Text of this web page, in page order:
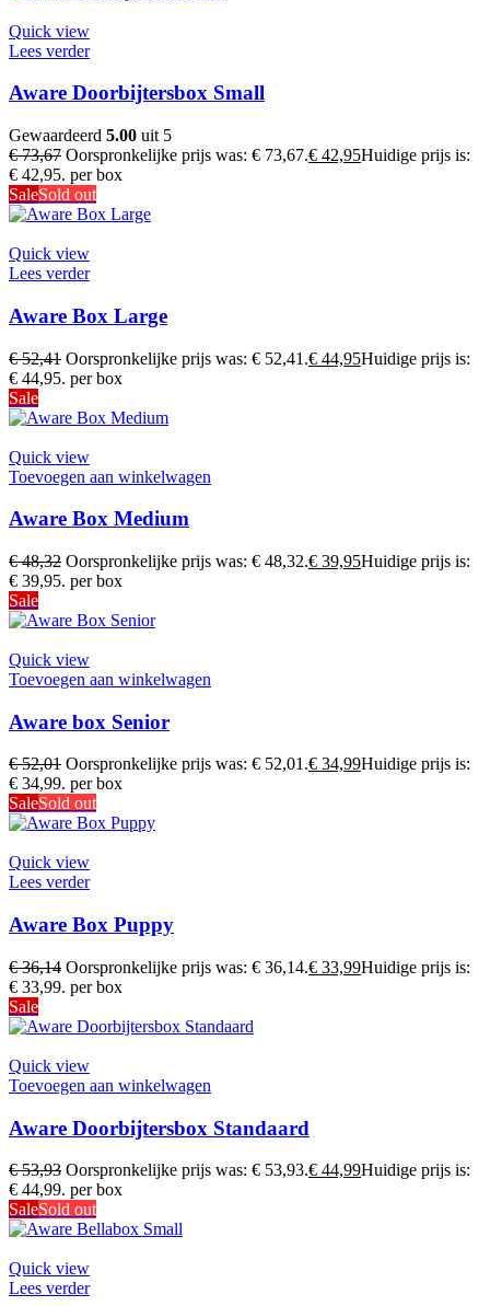
Quick view
Lees verder
Aware Doorbijtersbox Small
Gewaardeerd 5.00 uit 5
€73,67 Oorspronkelijke prijs was: € 73,67.€ 42,95Huidige prijs is:
€ 42,95. per box
SaleSold out
Quick view
Lees verder
Aware Box Large
€52,41 Oorspronkelijke prijs was: € 52,41.€ 44,95Huidige prijs is:
€ 44,95. per box
Sale
Quick view
Toevoegen aan winkelwagen
Aware Box Medium
€48,32 Oorspronkelijke prijs was: € 48,32.€ 39,95Huidige prijs is:
€ 39,95. per box
Sale
Quick view
Toevoegen aan winkelwagen
Aware box Senior
€52,01 Oorspronkelijke prijs was: € 52,01.€ 34,99Huidige prijs is:
€ 34,99. per box
SaleSold out
Quick view
Lees verder
Aware Box Puppy
€36,14 Oorspronkelijke prijs was: € 36,14.€ 33,99Huidige prijs is:
€ 33,99. per box
Sale
Quick view
Toevoegen aan winkelwagen
Aware Doorbijtersbox Standaard
€53,93 Oorspronkelijke prijs was: € 53,93.€ 44,99Huidige prijs is:
€ 44,99. per box
SaleSold out
Quick view
Lees verder